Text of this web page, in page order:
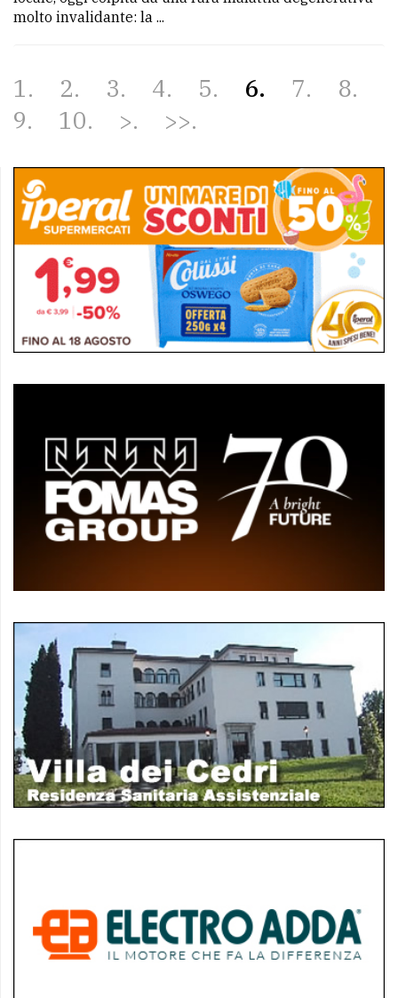
molto invalidante: la ...
1 2 3 4 5 6 7
8
9
10 > >>